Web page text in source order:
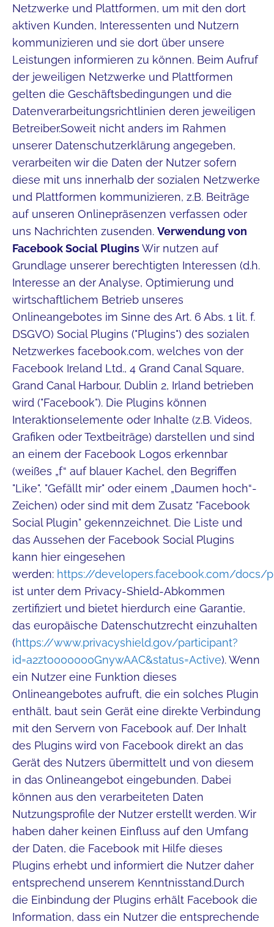
Netzwerke und Plattformen, um mit den dort
aktiven Kunden, Interessenten und Nutzern
kommunizieren und sie dort über unsere
Leistungen informieren zu können. Beim Aufruf
der jeweiligen Netzwerke und Plattformen
gelten die Geschäftsbedingungen und die
Datenverarbeitungsrichtlinien deren jeweiligen
Betreiber.Soweit nicht anders im Rahmen
unserer Datenschutzerklärung angegeben,
verarbeiten wir die Daten der Nutzer sofern
diese mit uns innerhalb der sozialen Netzwerke
und Plattformen kommunizieren, z.B. Beiträge
auf unseren Onlinepräsenzen verfassen oder
uns Nachrichten zusenden. Verwendung von
Facebook Social PluginsWir nutzen auf
Grundlage unserer berechtigten Interessen (d.h.
Interesse an der Analyse, Optimierung und
wirtschaftlichem Betrieb unseres
Onlineangebotes im Sinne des Art. 6 Abs. 1 lit. f.
DSGVO) Social Plugins ("Plugins") des sozialen
Netzwerkes facebook.com, welches von der
Facebook Ireland Ltd., 4 Grand Canal Square,
Grand Canal Harbour, Dublin 2, Irland betrieben
wird ("Facebook"). Die Plugins können
Interaktionselemente oder Inhalte (z.B. Videos,
Grafiken oder Textbeiträge) darstellen und sind
an einem der Facebook Logos erkennbar
(weißes „f“ auf blauer Kachel, den Begriffen
"Like", "Gefällt mir" oder einem „Daumen hoch“-
Zeichen) oder sind mit dem Zusatz "Facebook
Social Plugin" gekennzeichnet. Die Liste und
das Aussehen der Facebook Social Plugins
kann hier eingesehen
werden: https://developers.facebook.com/docs/
ist unter dem Privacy-Shield-Abkommen
zertifiziert und bietet hierdurch eine Garantie,
das europäische Datenschutzrecht einzuhalten
(https://www.privacyshield.gov/participant?
id=a2zt0000000GnywAAC&status=Active). Wenn
ein Nutzer eine Funktion dieses
Onlineangebotes aufruft, die ein solches Plugin
enthält, baut sein Gerät eine direkte Verbindung
mit den Servern von Facebook auf. Der Inhalt
des Plugins wird von Facebook direkt an das
Gerät des Nutzers übermittelt und von diesem
in das Onlineangebot eingebunden. Dabei
können aus den verarbeiteten Daten
Nutzungsprofile der Nutzer erstellt werden. Wir
haben daher keinen Einfluss auf den Umfang
der Daten, die Facebook mit Hilfe dieses
Plugins erhebt und informiert die Nutzer daher
entsprechend unserem Kenntnisstand.Durch
die Einbindung der Plugins erhält Facebook die
Information, dass ein Nutzer die entsprechende